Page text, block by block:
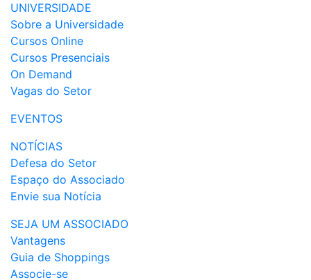
UNIVERSIDADE
Sobre a Universidade
Cursos Online
Cursos Presenciais
On Demand
Vagas do Setor
EVENTOS
NOTÍCIAS
Defesa do Setor
Espaço do Associado
Envie sua Notícia
SEJA UM ASSOCIADO
Vantagens
Guia de Shoppings
Associe-se